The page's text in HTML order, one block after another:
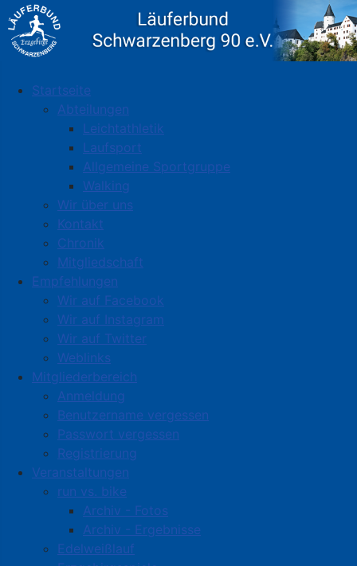
Startseite
Abteilungen
Leichtathletik
Laufsport
Allgemeine Sportgruppe
Walking
Wir über uns
Kontakt
Chronik
Mitgliedschaft
Empfehlungen
Wir auf Facebook
Wir auf Instagram
Wir auf Twitter
Weblinks
Mitgliederbereich
Anmeldung
Benutzername vergessen
Passwort vergessen
Registrierung
Veranstaltungen
run vs. bike
Archiv - Fotos
Archiv - Ergebnisse
Edelweißlauf